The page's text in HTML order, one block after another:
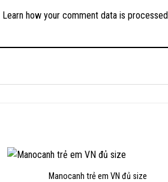
Learn how your comment data is
Manocanh trẻ em VN đủ size